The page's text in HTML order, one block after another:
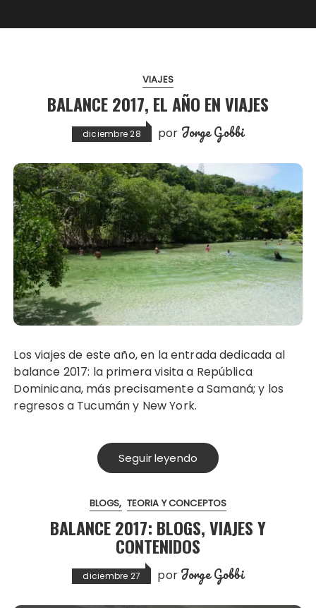
VIAJES
BALANCE 2017, EL AÑO EN VIAJES
diciembre 28 por Jorge Gobbi
Los viajes de este año, en la entrada dedicada al
balance 2017: la primera visita a República
Dominicana, más precisamente a Samaná; y los
regresos a Tucumán y New York.
Seguir leyendo
BLOGS TEORIA Y CONCEPTOS
BALANCE 2017: BLOGS, VIAJES Y
CONTENIDOS
diciembre 27 por Jorge Gobbi